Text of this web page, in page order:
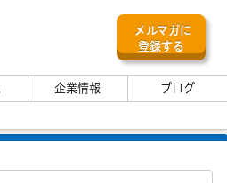
メルマガに
登録する
企業情報
ブログ